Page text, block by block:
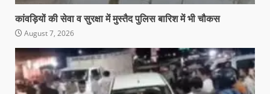
कांवड़ियों की सेवा व सुरक्षा में मुस्तैद पुलिस बारिश में भी चौकस
August 7, 2026